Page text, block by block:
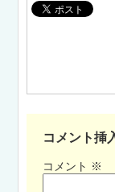
コメント挿
コメント ※